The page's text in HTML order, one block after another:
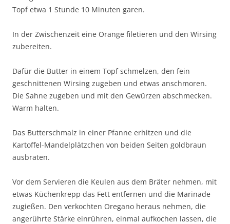
Topf etwa 1 Stunde 10 Minuten garen.
In der Zwischenzeit eine Orange filetieren und den Wirsing
zubereiten.
Dafür die Butter in einem Topf schmelzen, den fein
geschnittenen Wirsing zugeben und etwas anschmoren.
Die Sahne zugeben und mit den Gewürzen abschmecken.
Warm halten.
Das Butterschmalz in einer Pfanne erhitzen und die
Kartoffel-Mandelplätzchen von beiden Seiten goldbraun
ausbraten.
Vor dem Servieren die Keulen aus dem Bräter nehmen, mit
etwas Küchenkrepp das Fett entfernen und die Marinade
zugießen. Den verkochten Oregano heraus nehmen, die
angerührte Stärke einrühren, einmal aufkochen lassen, die